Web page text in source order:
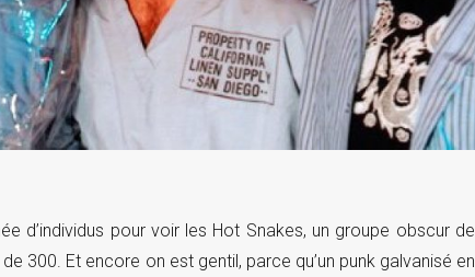
d’individus pour voir les Hot Snakes, un groupe obscur de
300. Et encore on est gentil, parce qu’un punk galvanisé en